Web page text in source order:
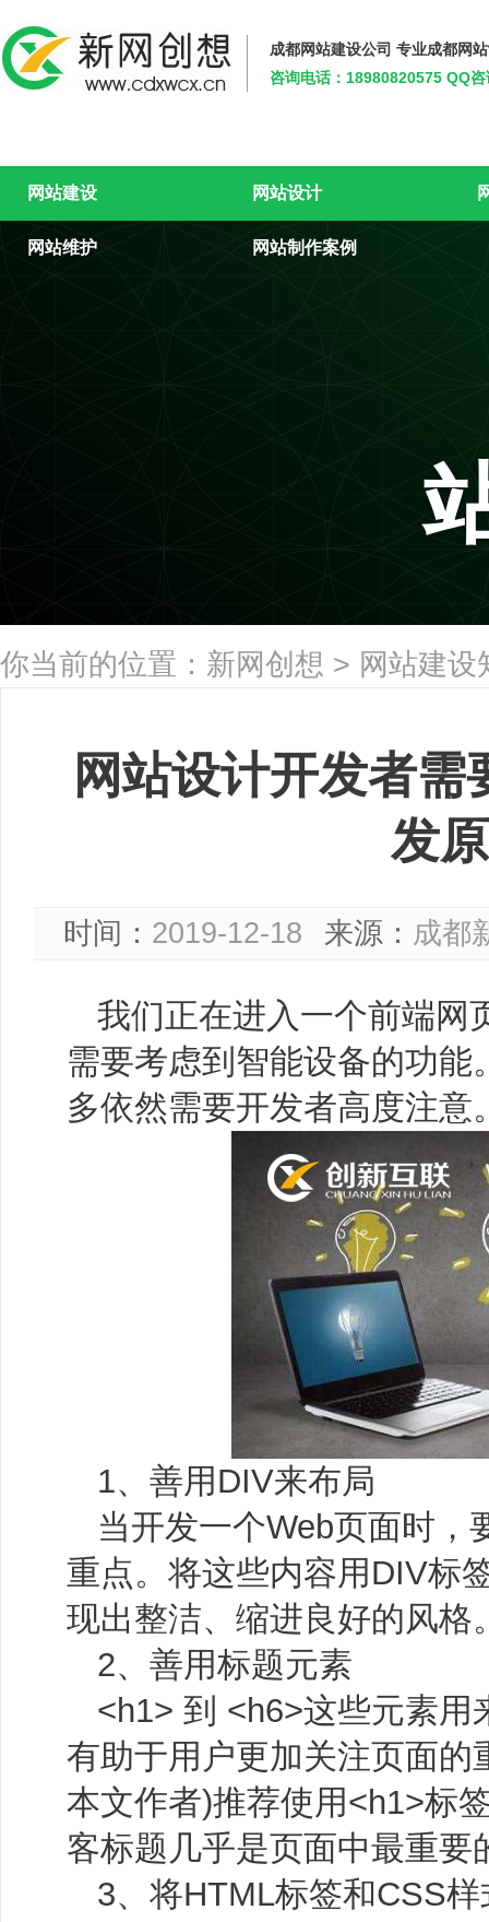
成都网站建设公司 专业成都网
咨询电话：18980820575 QQ咨
网站建设 网站设计
网站维护 网站制作案例
你当前的位置： 新网创想 > 网站建设
网站设计开发者
发
时间： 2019-12-18 来源： 成都
我们正在进入一个前端网
需要考虑到智能设备的功
多依然需要开发者高度注意
1、善用DIV来布局
当开发一个Web页面时，
重点。将这些内容用DIV标
现出整洁、缩进良好的风格
2、善用标题元素
<h1> 到 <h6>这些元素
有助于用户更加关注页面
本文作者)推荐使用<h1>标
客标题几乎是页面中最重要
3、将HTML标签和CSS